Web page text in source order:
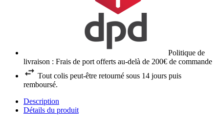
Politique de
livraison : Frais de port offerts au-delà de 200€ de commande
Tout colis peut-être retourné sous 14 jours puis
remboursé.
Description
Détails du produit